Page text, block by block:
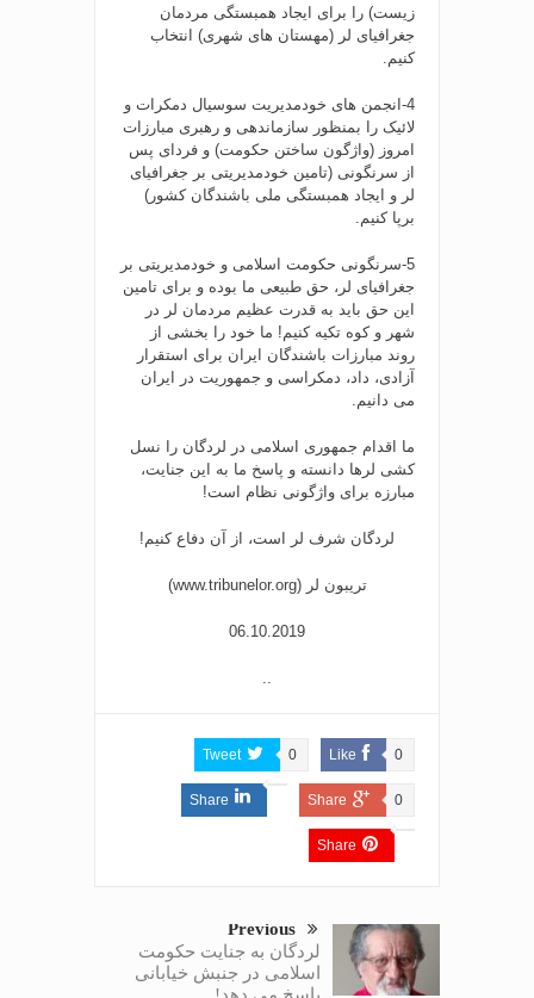
زیست) را برای ایجاد همبستگی مردمان
جغرافیای لر (مهستان های شهری) انتخاب
کنیم.
4-انجمن های خودمدیریت سوسیال دمکرات و
لائیک را بمنظور سازماندهی و رهبری مبارزات
امروز (واژگون ساختن حکومت) و فردای پس
از سرنگونی (تامین خودمدیریتی بر جغرافیای
لر و ایجاد همبستگی ملی باشندگان کشور)
برپا کنیم.
5-سرنگونی حکومت اسلامی و خودمدیریتی بر
جغرافیای لر، حق طبیعی ما بوده و برای تامین
این حق باید به قدرت عظیم مردمان لر در
شهر و کوه تکیه کنیم! ما خود را بخشی از
روند مبارزات باشندگان ایران برای استقرار
آزادی، داد، دمکراسی و جمهوریت در ایران
می دانیم.
ما اقدام جمهوری اسلامی در لردگان را نسل
کشی لرها دانسته و پاسخ ما به این جنایت،
مبارزه برای واژگونی نظام است!
لردگان شرف لر است، از آن دفاع کنیم!
تریبون لر (www.tribunelor.org)
06.10.2019
Like 0
Tweet 0
Share 0
Share
Share
Previous
لردگان به جنایت حکومت
اسلامی در جنبش خیابانی
پاسخ می دهد!